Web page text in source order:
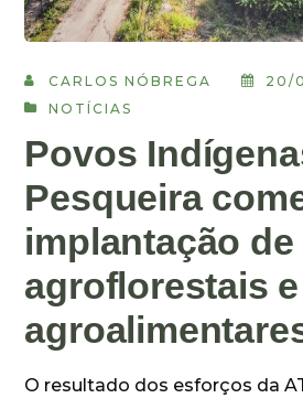
CARLOS NÓBREGA
20/
NOTÍCIAS
Povos
Pesqueira
implantação
agroflorestais
O resultado dos esforços da